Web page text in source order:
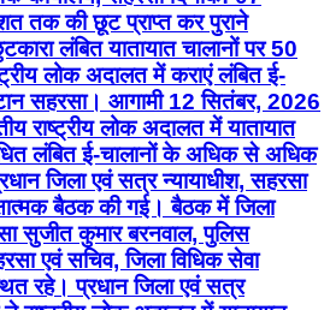
तक की छूट प्राप्त कर पुराने
लंबित यातायात चालानों पर 50
लोक अदालत में कराएं लंबित ई-
सहरसा। आगामी 12 सितंबर, 2026
राष्ट्रीय लोक अदालत में यातायात
लंबित ई-चालानों के अधिक से अधिक
जिला एवं सत्र न्यायाधीश, सहरसा
बैठक की गई। बैठक में जिला
सुजीत कुमार बरनवाल, पुलिस
एवं सचिव, जिला विधिक सेवा
रहे। प्रधान जिला एवं सत्र